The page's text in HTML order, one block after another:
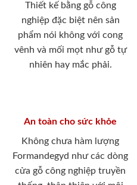
Thiết kế bằng gỗ công
nghiệp đặc biệt nên sản
phẩm nói không với cong
vênh và mối mọt như gỗ tự
nhiên hay mắc phải.
An toàn cho sức khỏe
Không chưa hàm lượng
Formandegyd như các dòng
cửa gỗ công nghiệp truyền